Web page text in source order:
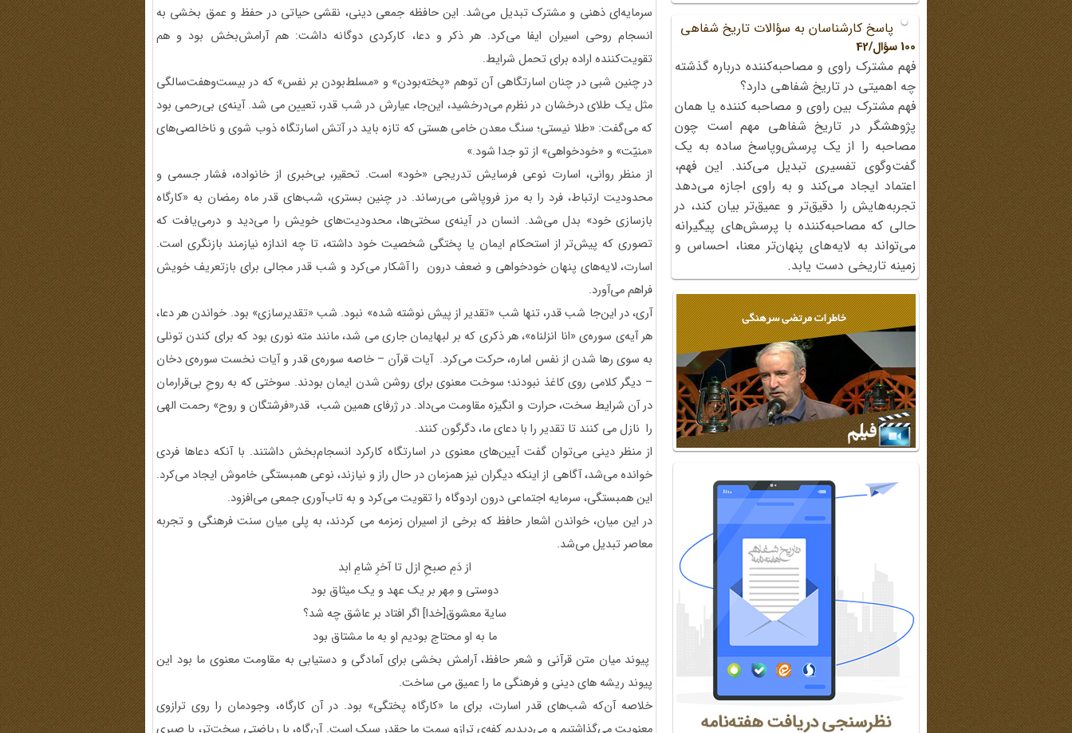
سرمایه‌ای ذهنی و مشترک تبدیل می‌شد. این حافظه جمعی دینی، نقشی حیاتی در حفظ و عمق بخشی به
انسجام روحی اسیران ایفا می‌کرد. هر ذکر و دعا، کارکردی دوگانه داشت: هم آرامش‌بخش بود و هم
تقویت‌کننده اراده برای تحمل شرایط.
در چنین شبی در چنان اسارتگاهی آن توهم «پخته‌بودن» و «مسلط‌بودن بر نفس» که در بیست‌وهفت‌سالگی
مثل یک طلای درخشان در نظرم می‌درخشید، این‌جا، عیارش در شب قدر، تعیین می شد. آینه‌ی بی‌رحمی بود
که می‌گفت: «طلا نیستی؛ سنگ معدن خامی هستی که تازه باید در آتش اسارتگاه ذوب شوی و ناخالصی‌های
«منیّت» و «خودخواهی» از تو جدا شود.»
از منظر روانی، اسارت نوعی فرسایش تدریجی «خود» است. تحقیر، بی‌خبری از خانواده، فشار جسمی و
محدودیت ارتباط، فرد را به مرز فروپاشی می‌رساند. در چنین بستری، شب‌های قدر ماه رمضان به «کارگاه
بازسازی خود» بدل می‌شد. انسان در آینه‌ی سختی‌ها، محدودیت‌های خویش را می‌دید و درمی‌یافت که
تصوری که پیش‌تر از استحکام ایمان یا پختگی شخصیت خود داشته، تا چه اندازه نیازمند بازنگری است.
اسارت، لایه‌های پنهان خودخواهی و ضعف درون را آشکار می‌کرد و شب قدر مجالی برای بازتعریف خویش
فراهم می‌آورد.
آری، در این‌جا شب قدر، تنها شب «تقدیر از پیش نوشته شده» نبود. شب «تقدیرسازی» بود. خواندن هر دعا،
هر آیه‌ی سوره‌ی «انا انزلناه»، هر ذکری که بر لبهایمان جاری می شد، مانند مته نوری بود که برای کندن تونلی
به سوی رها شدن از نفس اماره، حرکت می‌کرد. آیات قرآن – خاصه سوره‌ی قدر و آیات نخست سوره‌ی دخان
– دیگر کلامی روی کاغذ نبودند؛ سوخت معنوی برای روشن شدن ایمان بودند. سوختی که به روحِ بی‌قرارمان
در آن شرایط سخت، حرارت و انگیزه مقاومت می‌داد. در ژرفای همین شب، قدر«فرشتگان و روح» رحمت الهی
را نازل می کنند تا تقدیر را با دعای ما، دگرگون کنند.
از منظر دینی می‌توان گفت آیین‌های معنوی در اسارتگاه کارکرد انسجام‌بخش داشتند. با آنکه دعاها فردی
خوانده می‌شد، آگاهی از اینکه دیگران نیز همزمان در حال راز و نیازند، نوعی همبستگی خاموش ایجاد می‌کرد.
این همبستگی، سرمایه اجتماعی درون اردوگاه را تقویت می‌کرد و به تاب‌آوری جمعی می‌افزود.
در این میان، خواندن اشعار حافظ که برخی از اسیران زمزمه می کردند، به پلی میان سنت فرهنگی و تجربه
معاصر تبدیل می‌شد.
از دَمِ صبحِ ازل تا آخرِ شامِ ابد
دوستی و مِهر بر یک عهد و یک میثاق بود
سایة معشوق[خدا] اگر افتاد بر عاشق چه شد؟
ما به او محتاج بودیم او به ما مشتاق بود
پیوند میان متن قرآنی و شعر حافظ، آرامش بخشی برای آمادگی و دستیابی به مقاومت معنوی ما بود این
پیوند ریشه های دینی و فرهنگی ما را عمیق می ساخت.
خلاصه آن‌که شب‌های قدر اسارت، برای ما «کارگاه پختگی» بود. در آن کارگاه، وجودمان را روی ترازوی
پاسخ کارشناسان به سؤالات تاریخ شفاهی
100 سؤال/42
فهم مشترک راوی و مصاحبه‌کننده درباره گذشته
چه اهمیتی در تاریخ شفاهی دارد؟
فهم مشترک بین راوی و مصاحبه کننده یا همان
پژوهشگر در تاریخ شفاهی مهم است چون
مصاحبه را از یک پرسش‌وپاسخ ساده به یک
گفت‌وگوی تفسیری تبدیل می‌کند. این فهم،
اعتماد ایجاد می‌کند و به راوی اجازه می‌دهد
تجربه‌هایش را دقیق‌تر و عمیق‌تر بیان کند، در
حالی که مصاحبه‌کننده با پرسش‌های پیگیرانه
می‌تواند به لایه‌های پنهان‌تر معنا، احساس و
زمینه تاریخی دست یابد.